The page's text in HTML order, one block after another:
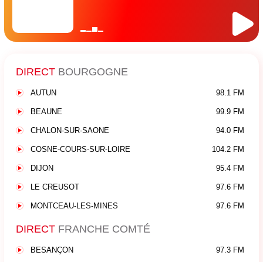
DIRECT BOURGOGNE
AUTUN 98.1 FM
BEAUNE 99.9 FM
CHALON-SUR-SAONE 94.0 FM
COSNE-COURS-SUR-LOIRE 104.2 FM
DIJON 95.4 FM
LE CREUSOT 97.6 FM
MONTCEAU-LES-MINES 97.6 FM
DIRECT FRANCHE COMTÉ
BESANÇON 97.3 FM